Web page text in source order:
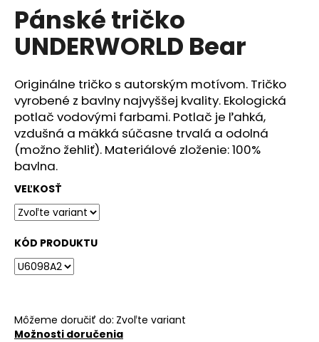
produktu
je
0,0
z
hviezdičiek.
Pánské tričko
UNDERWORLD Bear
Originálne tričko s autorským motívom. Tričko
vyrobené z bavlny najvyššej kvality. Ekologická
potlač vodovými farbami. Potlač je ľahká,
vzdušná a mäkká súčasne trvalá a odolná
(možno žehliť). Materiálové zloženie: 100%
bavlna.
VEĽKOSŤ
KÓD PRODUKTU
Môžeme doručiť do: Zvoľte variant
Možnosti doručenia
a
m
e
DÁMSKÉ
TRIČKO
UNDERWORLD
FOREST
€29